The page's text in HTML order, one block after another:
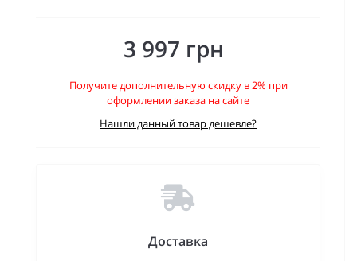
3 997 грн
Получите дополнительную скидку в 2% при
оформлении заказа на сайте
Нашли данный товар дешевле?
Доставка